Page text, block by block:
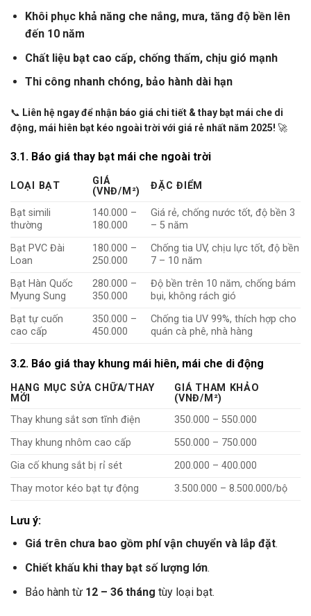
Khôi phục khả năng che nắng, mưa, tăng độ bền lên
đến 10 năm
Chất liệu bạt cao cấp, chống thấm, chịu gió mạnh
Thi công nhanh chóng, bảo hành dài hạn
📞 Liên hệ ngay để nhận báo giá chi tiết & thay bạt mái che di
động, mái hiên bạt kéo ngoài trời với giá rẻ nhất năm 2025! 🚀
3.1. Báo giá thay bạt mái che ngoài trời
LOẠI BẠT
GIÁ
(VNĐ/M²)
ĐẶC ĐIỂM
Bạt simili
thường
140.000 –
180.000
Giá rẻ, chống nước tốt, độ bền 3
– 5 năm
Bạt PVC Đài
Loan
180.000 –
250.000
Chống tia UV, chịu lực tốt, độ bền
7 – 10 năm
Bạt Hàn Quốc
Myung Sung
280.000 –
350.000
Độ bền trên 10 năm, chống bám
bụi, không rách gió
Bạt tự cuốn
cao cấp
350.000 –
450.000
Chống tia UV 99%, thích hợp cho
quán cà phê, nhà hàng
3.2. Báo giá thay khung mái hiên, mái che di động
HẠNG MỤC SỬA CHỮA/THAY
MỚI
GIÁ THAM KHẢO
(VNĐ/M²)
Thay khung sắt sơn tĩnh điện
350.000 – 550.000
Thay khung nhôm cao cấp
550.000 – 750.000
Gia cố khung sắt bị rỉ sét
200.000 – 400.000
Thay motor kéo bạt tự động
3.500.000 – 8.500.000/bộ
Lưu ý:
Giá trên chưa bao gồm phí vận chuyển và lắp đặt.
Chiết khấu khi thay bạt số lượng lớn.
Bảo hành từ 12 – 36 tháng tùy loại bạt.